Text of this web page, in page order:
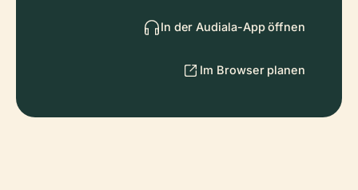
In der Audiala-App öffnen
Im Browser planen